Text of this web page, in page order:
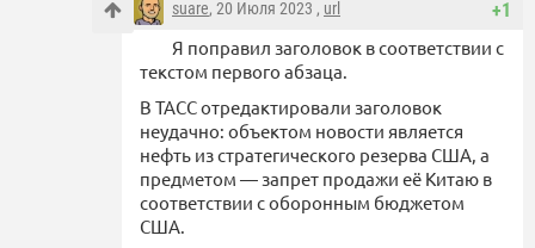
+1
suare, 20 Июля 2023 , url
Я поправил заголовок в соответствии с
текстом первого абзаца.
В ТАСС отредактировали заголовок
неудачно: объектом новости является
нефть из стратегического резерва США, а
предметом — запрет продажи её Китаю в
соответствии с оборонным бюджетом
США.